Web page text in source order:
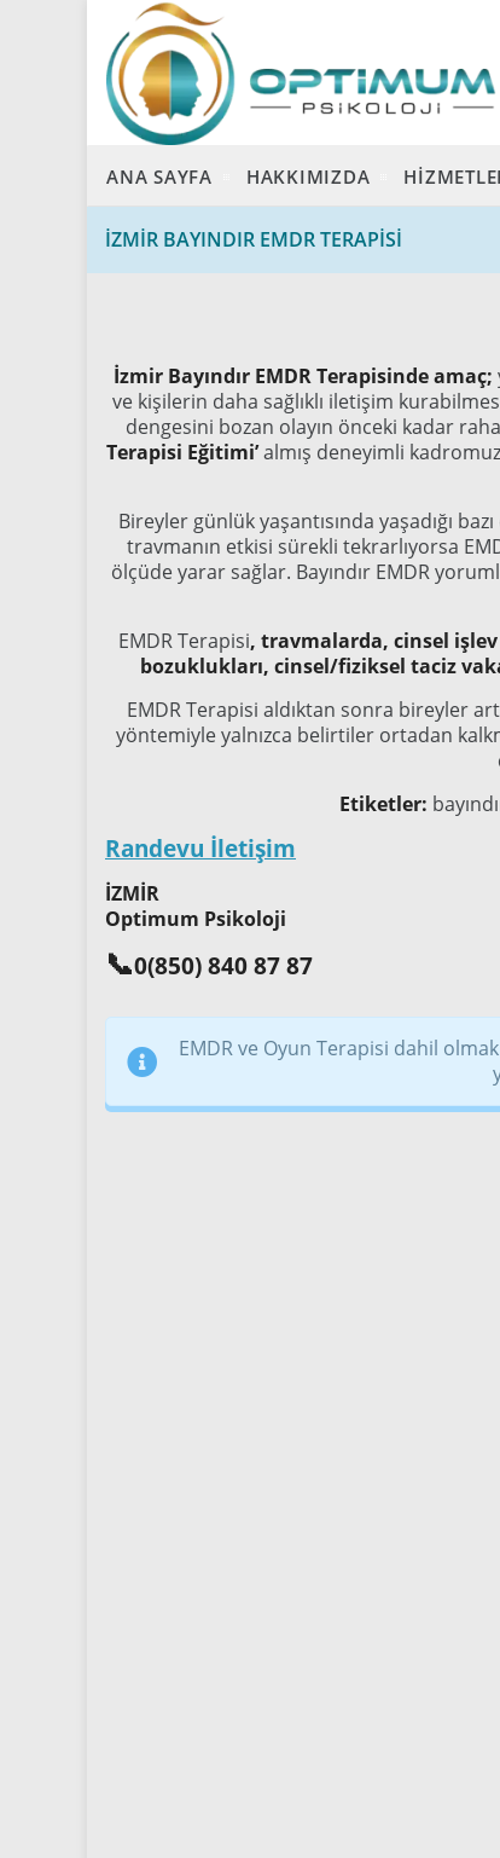
ANA SAYFA HAKKIMIZDA
İZMIR BAYINDIR EMDR TERAPISI
İzmir Bayındır EMDR Terapisinde amaç;
ve kişilerin daha sağlıklı iletişim
dengesini bozan olayın önceki kadar
Terapisi Eğitimi’almış deneyimli
Bireyler günlük yaşantısında yaşadığı
travmanın etkisi sürekli tekrarlıyorsa
ölçüde yarar sağlar. Bayındır EMDR
EMDR Terapisi, travmalarda, cinsel
bozuklukları, cinsel/fiziksel taciz
EMDR Terapisi aldıktan sonra bireyler
yöntemiyle yalnızca belirtiler ortadan
Etiketler:
Randevu İletişim
İZMİR
Optimum Psikoloji
📞0(850) 840 87 87
EMDR ve Oyun Terapisi dahil